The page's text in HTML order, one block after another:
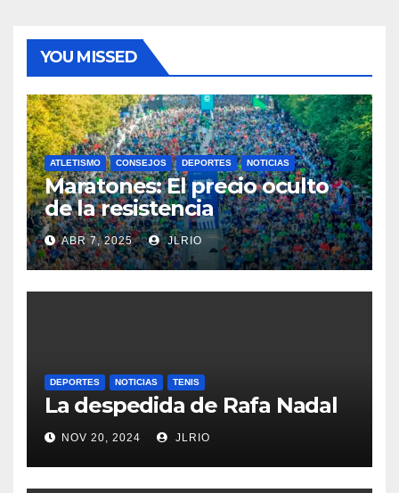
YOU MISSED
ATLETISMO CONSEJOS DEPORTES NOTICIAS
Maratones: El precio oculto
de la resistencia
ABR 7, 2025 JLRIO
DEPORTES NOTICIAS TENIS
La despedida de Rafa Nadal
NOV 20, 2024 JLRIO